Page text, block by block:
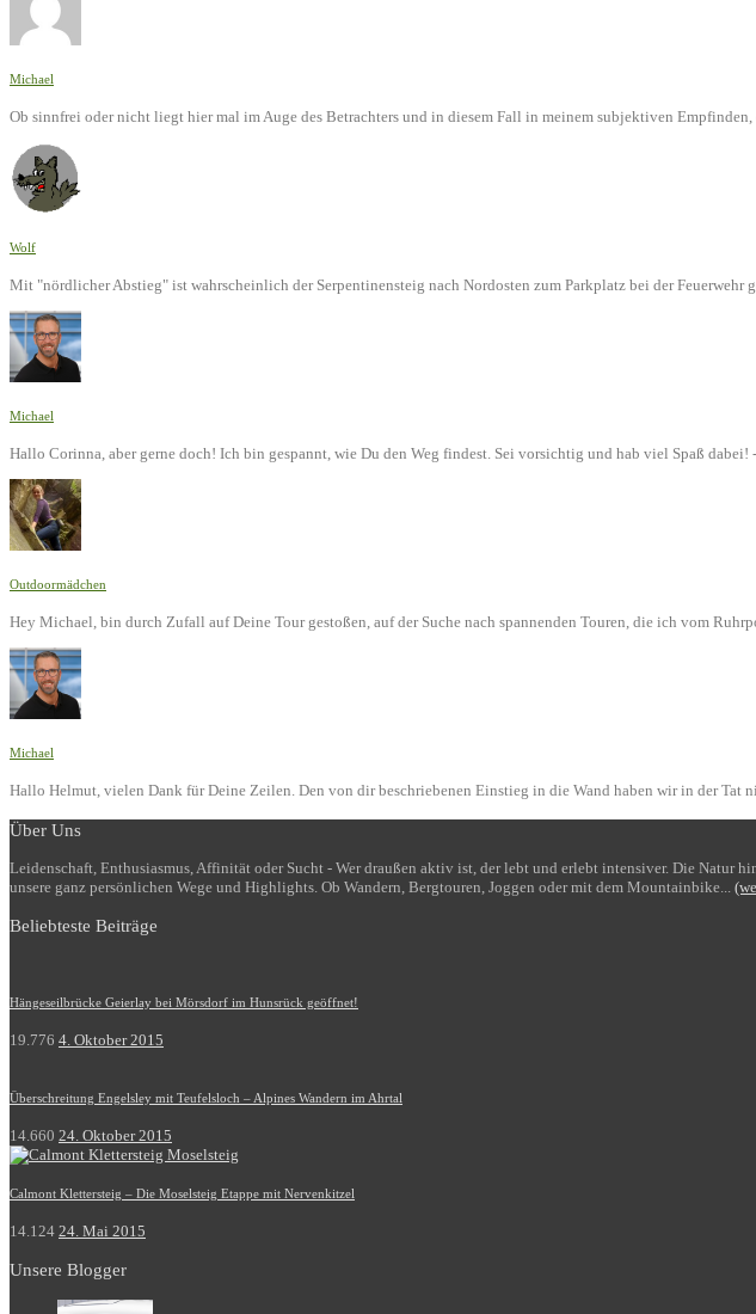
Michael
Ob sinnfrei oder nicht liegt hier mal im Auge des Betrachters und in diesem Fall in meinem subjektiven
Wolf
Mit "nördlicher Abstieg" ist wahrscheinlich der Serpentinensteig nach Nordosten zum Parkplatz bei der
Michael
Hallo Corinna, aber gerne doch! Ich bin gespannt, wie Du den Weg findest. Sei vorsichtig und hab viel Spaß
Outdoormädchen
Hey Michael, bin durch Zufall auf Deine Tour gestoßen, auf der Suche nach spannenden Touren, die ich vom
Michael
Hallo Helmut, vielen Dank für Deine Zeilen. Den von dir beschriebenen Einstieg in die Wand haben wir in der
Über Uns
Leidenschaft, Enthusiasmus, Affinität oder Sucht - Wer draußen aktiv ist, der lebt und erlebt intensiver. Die Natur
unsere ganz persönlichen Wege und Highlights. Ob Wandern, Bergtouren, Joggen oder mit dem Mountainbike...
Beliebteste Beiträge
Hängeseilbrücke Geierlay bei Mörsdorf im Hunsrück geöffnet!
19.776 4. Oktober 2015
Überschreitung Engelsley mit Teufelsloch – Alpines Wandern im Ahrtal
14.660 24. Oktober 2015
Calmont Klettersteig – Die Moselsteig Etappe mit Nervenkitzel
14.124 24. Mai 2015
Unsere Blogger